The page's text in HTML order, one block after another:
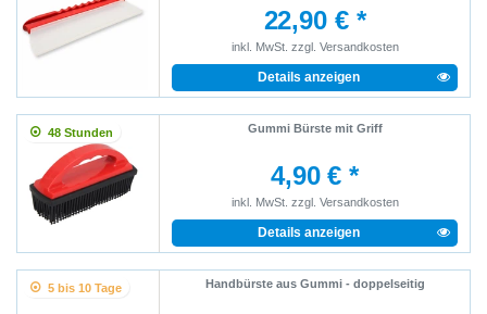
22,90 € *
inkl. MwSt. zzgl. Versandkosten
Details anzeigen
48 Stunden Gummi Bürste mit Griff
4,90 € *
inkl. MwSt. zzgl. Versandkosten
Details anzeigen
5 bis 10 Tage Handbürste aus Gummi - doppelseitig